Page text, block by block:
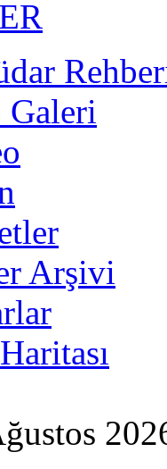
Galeri
Arşivi